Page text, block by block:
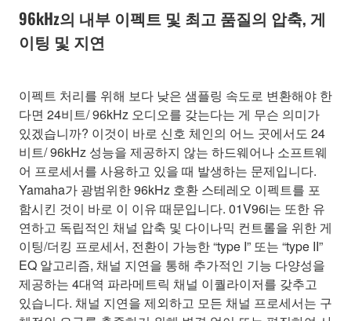
96kHz의 내부 이펙트 및 최고 품질의 압축, 게
이팅 및 지연
이펙트 처리를 위해 보다 낮은 샘플링 속도로 변환해야 한
다면 24비트/ 96kHz 오디오를 갖는다는 게 무슨 의미가
있겠습니까? 이것이 바로 신호 체인의 어느 곳에서도 24
비트/ 96kHz 성능을 제공하지 않는 하드웨어나 소프트웨
어 프로세서를 사용하고 있을 때 발생하는 문제입니다.
Yamaha가 광범위한 96kHz 호환 스테레오 이펙트를 포
함시킨 것이 바로 이 이유 때문입니다. 01V96i는 또한 유
연하고 독립적인 채널 압축 및 다이나믹 컨트롤을 위한 게
이팅/더킹 프로세서, 전환이 가능한 “type I” 또는 “type II”
EQ 알고리즘, 채널 지연을 통해 추가적인 기능 다양성을
제공하는 4대역 파라메트릭 채널 이퀄라이저를 갖추고
있습니다. 채널 지연을 제외하고 모든 채널 프로세서는 구